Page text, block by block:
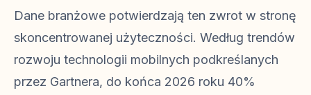
Dane branżowe potwierdzają ten zwrot w stronę
skoncentrowanej użyteczności. Według trendów
rozwoju technologii mobilnych podkreślanych
przez Gartnera, do końca 2026 roku 40%